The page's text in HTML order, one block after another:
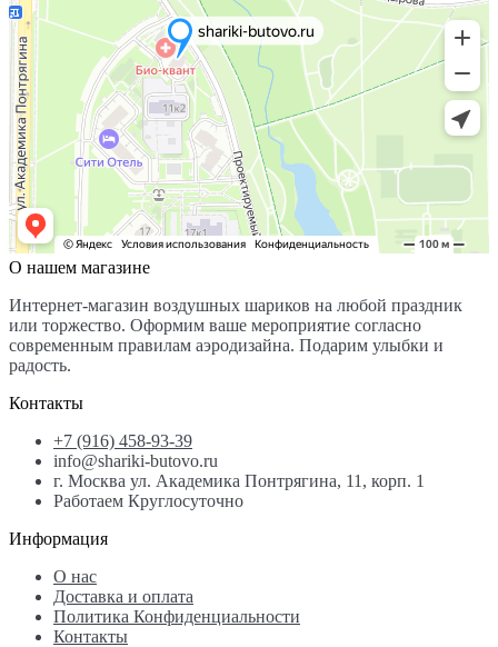
О нашем магазине
Интернет-магазин воздушных шариков на любой праздник
или торжество. Оформим ваше мероприятие согласно
современным правилам аэродизайна. Подарим улыбки и
радость.
Контакты
+7 (916) 458-93-39
info@shariki-butovo.ru
г. Москва ул. Академика Понтрягина, 11, корп. 1
Работаем Круглосуточно
Информация
О нас
Доставка и оплата
Политика Конфиденциальности
Контакты